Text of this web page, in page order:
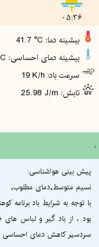
05:36
41.7 °C :بیشینه دما
40.9 °C :بیشینه دمای احساسی
19 K/h :سرعت باد
25.98 J/m :تابش
.
پیش بینی هواشناسی:
نسیم متوسط,دمای مطلوب,
با توجه به شرایط باد برنامه
بود ، از باد گیر و لباس
سردسیر کاهش دمای احساسی